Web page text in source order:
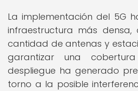
La implementación del 5G
infraestructura más
cantidad de antenas y
garantizar una
despliegue ha generado
torno a la posible